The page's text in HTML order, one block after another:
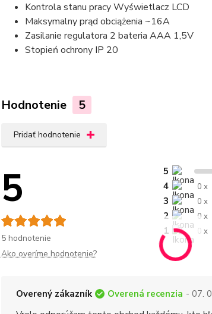
Kontrola stanu pracy Wyświetlacz LCD
Maksymalny prąd obciążenia ~16A
Zasilanie regulatora 2 bateria AAA 1,5V
Stopień ochrony IP 20
Hodnotenie 5
Pridať hodnotenie
5
5 hodnotenie
5
4
0 x
3 0 x
2 0 x
1 0 x
Ako overíme hodnotenie?
Overený zákazník Overená recenzia - 07.